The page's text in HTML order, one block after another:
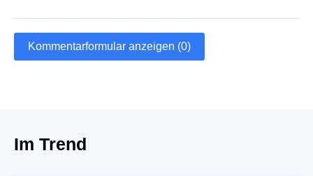
Kommentarformular anzeigen (0)
Im Trend